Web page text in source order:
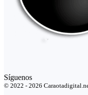
Síguenos
© 2022 - 2026